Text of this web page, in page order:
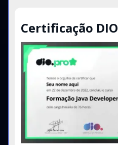
Certificação DIO